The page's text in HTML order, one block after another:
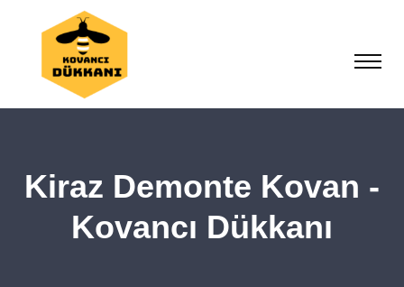
Kiraz Demonte Kovan -
Kovancı Dükkanı